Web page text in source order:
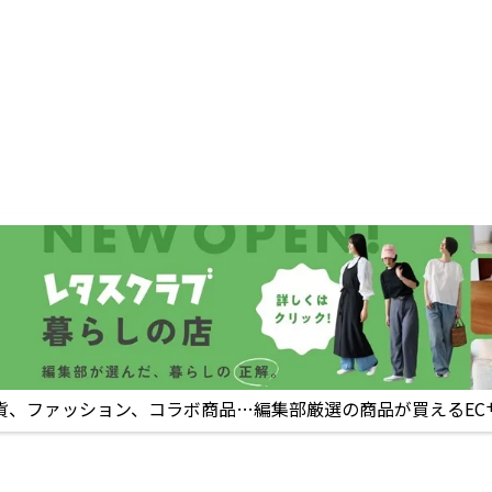
、ファッション、コラボ商品…編集部厳選の商品が買えるEC